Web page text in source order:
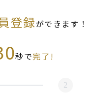
登録ができます！
秒で完了!
2